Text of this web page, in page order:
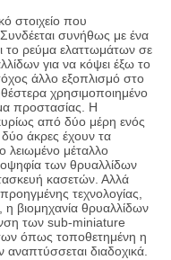
στοιχείο που
συνήθως με ένα
το ρεύμα ελαττωμάτων σε
για να κόψει έξω το
άλλο εξοπλισμό στο
χρησιμοποιημένο
προστασίας. Η
από δύο μέρη ενός
άκρες έχουν τα
λειωμένο μέταλλο
των θρυαλλίδων
κασετών. Αλλά
τεχνολογίας,
η βιομηχανία θρυαλλίδων
των sub-miniature
όπως τοποθετημένη η
διαδοχικά.